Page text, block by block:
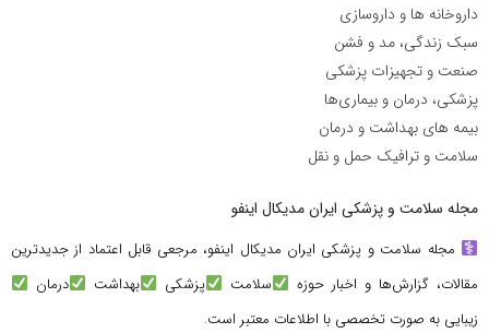
داروخانه ها و داروسازی
سبک زندگی، مد و فشن
صنعت و تجهیزات پزشکی
پزشکی، درمان و بیماری‌ها
بیمه های بهداشت و درمان
سلامت و ترافیک حمل و نقل
مجله سلامت و پزشکی ایران مدیکال اینفو
مجله سلامت و پزشکی ایران مدیکال اینفو، مرجعی قابل اعتماد از جدیدترین
مقالات، گزارش‌ها و اخبار حوزه
سلامت پزشکی بهداشت
درمان
زیبایی به صورت تخصصی با اطلاعات معتبر است.